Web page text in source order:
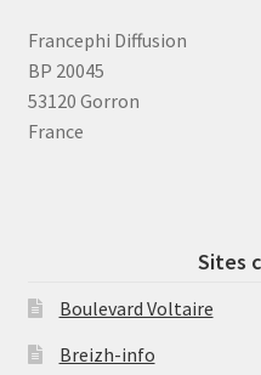
Francephi Diffusion
BP 20045
53120 Gorron
France
Sites
Boulevard Voltaire
Breizh-info